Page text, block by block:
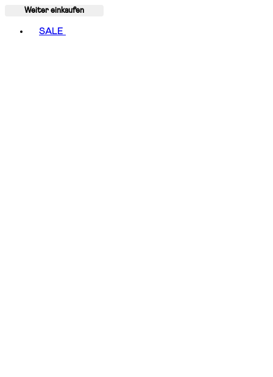
Weiter einkaufen
SALE